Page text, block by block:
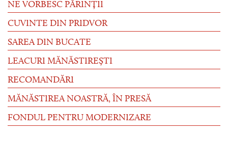
NE VORBESC PĂRINȚII
CUVINTE DIN PRIDVOR
SAREA DIN BUCATE
LEACURI MĂNĂSTIREȘTI
RECOMANDĂRI
MĂNĂSTIREA NOASTRĂ, ÎN PRESĂ
FONDUL PENTRU MODERNIZARE